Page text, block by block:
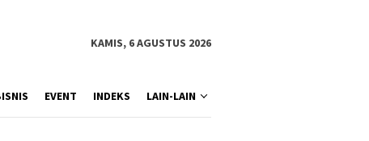
KAMIS, 6 AGUSTUS 2026
EVENT INDEKS LAIN-LAIN